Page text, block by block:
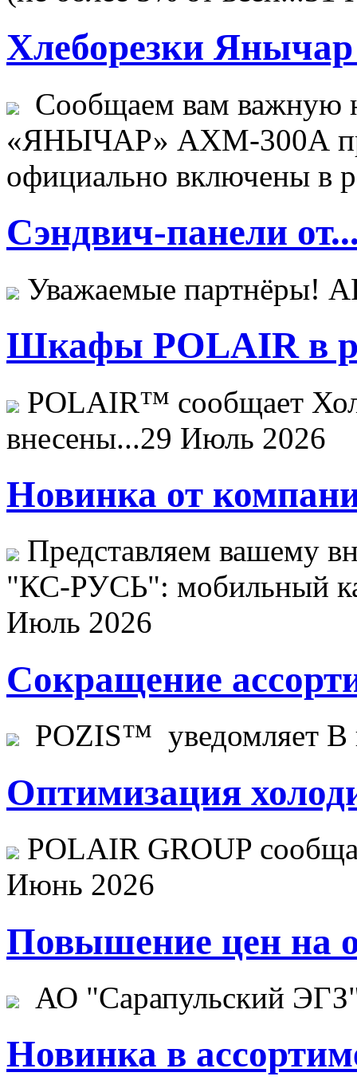
Хлеборезки Янычар
Сообщаем вам важную
«ЯНЫЧАР» АХМ-300А
официально включены в
Сэндвич-панели
Уважаемые
Шкафы POLAIR в
POLAIR™ сообщает
внесены...29 Июль 2026
Новинка от
Представляем вашему
"КС-РУСЬ": мобильный
Июль 2026
Сокращение
POZIS™ уведомляет В
Оптимизация
POLAIR GROUP
Июнь 2026
Повышение цен на
АО "Сарапульский
Новинка в